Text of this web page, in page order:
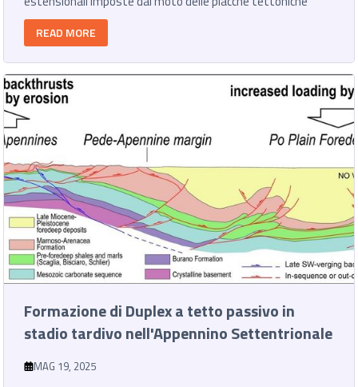
READ MORE
Formazione di Duplex a tetto passivo in
stadio tardivo nell'Appennino Settentrionale
MAG 19, 2025